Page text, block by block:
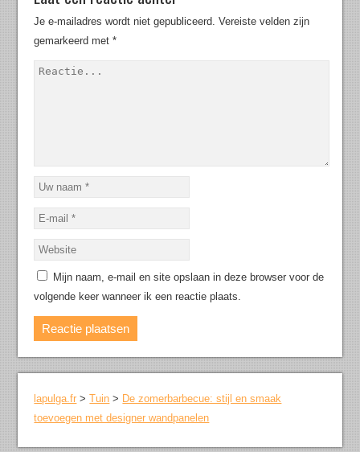
Je e-mailadres wordt niet gepubliceerd. Vereiste velden zijn
gemarkeerd met*
Mijn naam, e-mail en site opslaan in deze browser voor de
volgende keer wanneer ik een reactie plaats.
lapulga.fr >Tuin > De zomerbarbecue: stijl en smaak
toevoegen met designer wandpanelen